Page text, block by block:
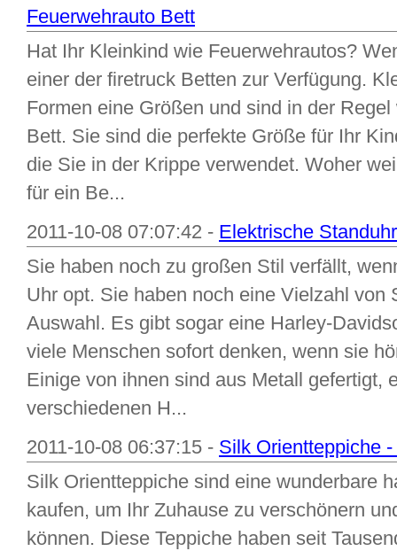
Feuerwehrauto Bett
Hat Ihr Kleinkind wie Feuerwehrautos?
einer der firetruck Betten zur Verfügung.
Formen eine Größen und sind in der
Bett. Sie sind die perfekte Größe für Ihr
die Sie in der Krippe verwendet. Woher
für ein Be...
2011-10-08 07:07:42 - Elektrische
Sie haben noch zu großen Stil verfällt,
Uhr opt. Sie haben noch eine Vielzahl von
Auswahl. Es gibt sogar eine Harley-
viele Menschen sofort denken, wenn sie
Einige von ihnen sind aus Metall gefertigt,
verschiedenen H...
2011-10-08 06:37:15 - Silk Orientteppiche
Silk Orientteppiche sind eine wunderbare
kaufen, um Ihr Zuhause zu verschönern
können. Diese Teppiche haben seit